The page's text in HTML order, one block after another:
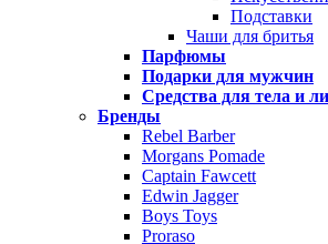
Подставки
Чаши для бритья
Парфюмы
Подарки для мужчин
Средства для тела и
Бренды
Rebel Barber
Morgans Pomade
Captain Fawcett
Edwin Jagger
Boys Toys
Proraso